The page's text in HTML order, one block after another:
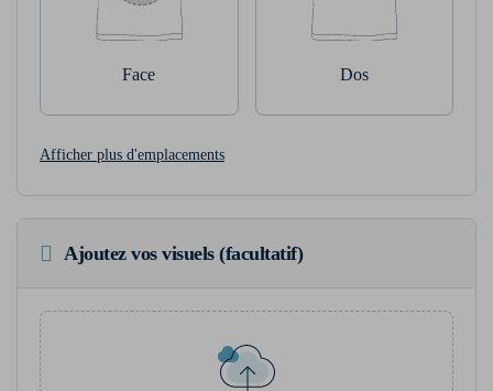
Face Dos
Afficher plus d'emplacements
Ajoutez vos visuels (facultatif)